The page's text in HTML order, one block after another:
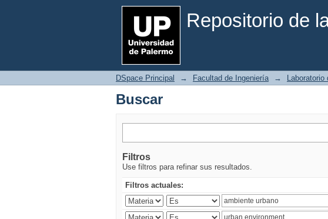
Repositorio de
Buscar
DSpace Principal → Facultad de Ingeniería →
Buscar
Filtros
Use filtros para refinar sus resultados.
Filtros actuales: